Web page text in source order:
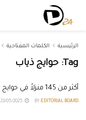
الرئيسية الكلمات المفتاحية
Tag: حوايج ذياب
أكثر من 145 منزلاً في حوايج ذياب غربي دير الزور بلا مياه
BY EDITORIAL BOARD